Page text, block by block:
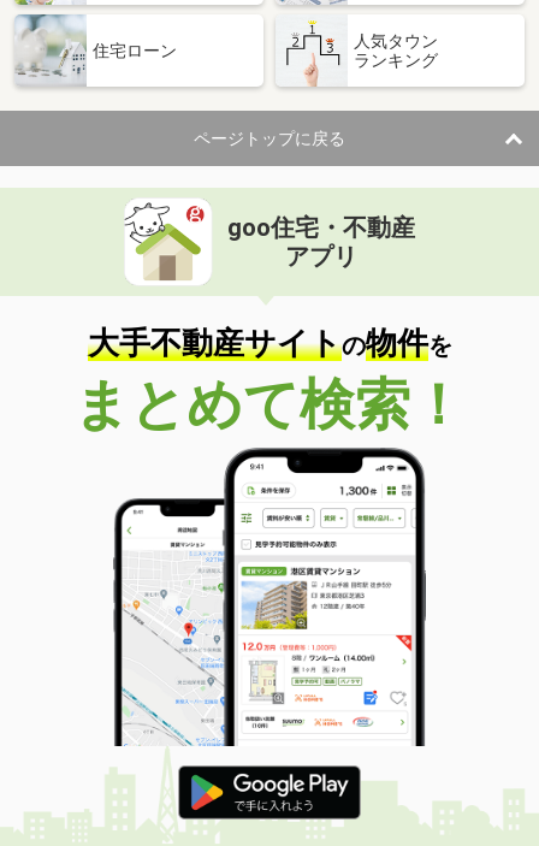
住宅ローン
人気タウン
ランキング
ページトップに戻る
goo住宅・不動産
アプリ
大手不動産サイトの物件を
まとめて検索！